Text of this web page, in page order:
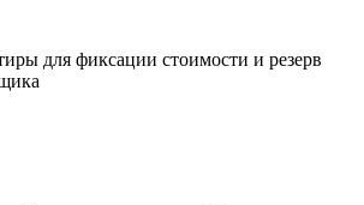
для фиксации стоимости и резерв